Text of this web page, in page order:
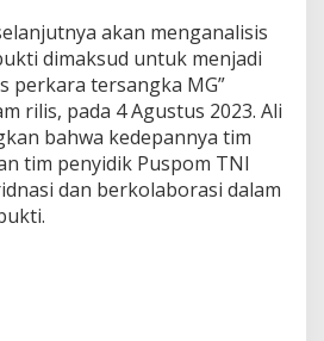
akan menganalisis
dimaksud untuk menjadi
perkara tersangka MG”
rilis, pada 4 Agustus 2023. Ali
bahwa kedepannya tim
tim penyidik Puspom TNI
dan berkolaborasi dalam